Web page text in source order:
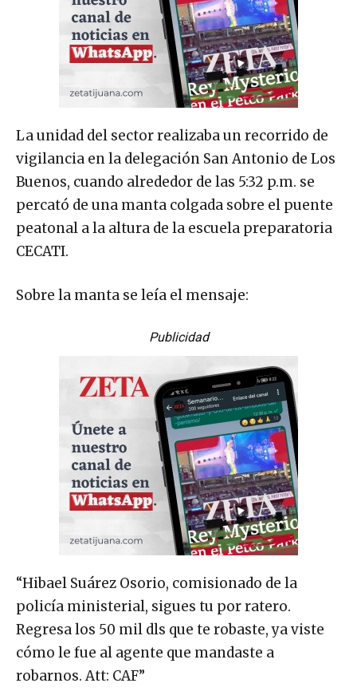
La unidad del sector realizaba un recorrido de
vigilancia en la delegación San Antonio de Los
Buenos, cuando alrededor de las 5:32 p.m. se
percató de una manta colgada sobre el puente
peatonal a la altura de la escuela preparatoria
CECATI.
Sobre la manta se leía el mensaje:
Publicidad
“Hibael Suárez Osorio, comisionado de la
policía ministerial, sigues tu por ratero.
Regresa los 50 mil dls que te robaste, ya viste
cómo le fue al agente que mandaste a
robarnos. Att: CAF”